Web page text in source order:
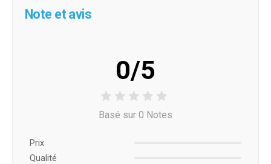
Note et avis
0/5
Basé sur 0 Notes
Prix ​​
Qualité